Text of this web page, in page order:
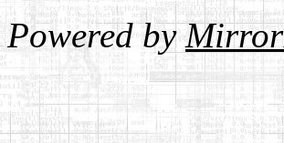
Powered by